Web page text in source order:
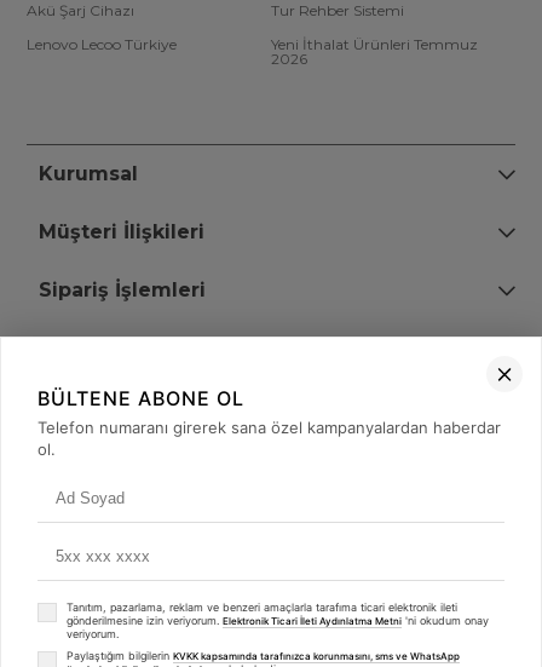
Akü Şarj Cihazı
Tur Rehber Sistemi
Lenovo Lecoo Türkiye
Yeni İthalat Ürünleri Temmuz
2026
Kurumsal
Müşteri İlişkileri
Sipariş İşlemleri
+90 (850) 473 08 08
BÜLTENE ABONE OL
Telefon numaranı girerek sana özel kampanyalardan haberdar
ol.
Tanıtım, pazarlama, reklam ve benzeri amaçlarla tarafıma ticari elektronik ileti
gönderilmesine izin veriyorum. Elektronik Ticari İleti Aydınlatma Metni 'ni okudum onay
veriyorum.
Paylaştığım bilgilerin KVKK kapsamında tarafınızca korunmasını, sms ve WhatsApp